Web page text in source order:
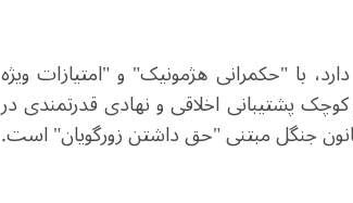
با "حکمرانی هژمونیک" و "امتیازات ویژه
پشتیبانی اخلاقی و نهادی قدرتمندی در
جنگل مبتنی "حق داشتن زورگویان" است.